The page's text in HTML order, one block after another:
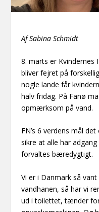
Af Sabina Schmidt
8. marts er Kvindernes
bliver fejret på
nogle lande får
halv fridag. På Fanø
opmærksom på vand.
FN’s 6 verdens mål
sikre at alle har
forvaltes bæredygtigt.
Vi er i Danmark så
vandhanen, så har vi
ud i toilettet, tænder